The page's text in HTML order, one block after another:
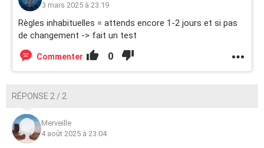
3 mars 2025 à 23:19
Règles inhabituelles = attends encore 1-2 jours et si pas
de changement -> fait un test
Commenter 0
RÉPONSE 2 / 2
Merveille
4 août 2025 à 23:04